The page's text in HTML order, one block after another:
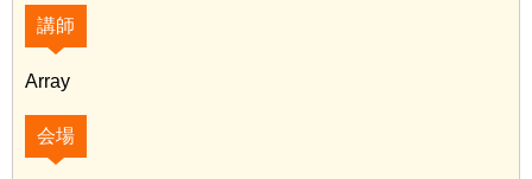
講師
Array
会場